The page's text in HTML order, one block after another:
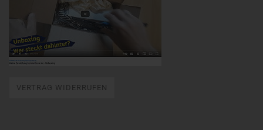
VERTRAG WIDERRUFEN